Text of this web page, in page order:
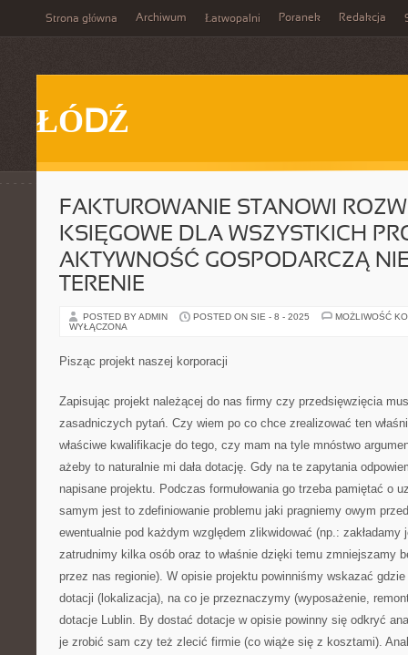
Strona główna Archiwum Łatwopalni Poranek Redakcja
ŁÓDŹ
FAKTUROWANIE STANOWI
KSIĘGOWE DLA WSZYSTKICH
AKTYWNOŚĆ GOSPODARCZĄ
TERENIE
POSTED BY ADMIN POSTED ON SIE - 8 - 2025
MOŻLIWOŚĆ
WYŁĄCZONA
Pisząc projekt naszej korporacji
Zapisując projekt należącej do nas firmy czy przedsięwzięcia
zasadniczych pytań. Czy wiem po co chce zrealizować ten
właściwe kwalifikacje do tego, czy mam na tyle mnóstwo
ażeby to naturalnie mi dała dotację. Gdy na te zapytania
napisane projektu. Podczas formułowania go trzeba pamiętać o
samym jest to zdefiniowanie problemu jaki pragniemy owym
ewentualnie pod każdym względem zlikwidować (np.: zakładamy
zatrudnimy kilka osób oraz to właśnie dzięki temu zmniejszamy
przez nas regionie). W opisie projektu powinniśmy wskazać
dotacji (lokalizacja), na co je przeznaczymy (wyposażenie,
dotacje Lublin. By dostać dotacje w opisie powinny się odkryć
je zrobić sam czy też zlecić firmie (co wiąże się z kosztami).